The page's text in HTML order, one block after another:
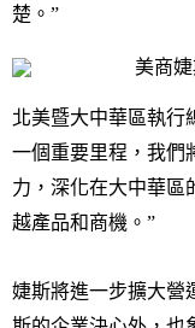
楚。”
北美暨大中華區執行
一個重要里程，我們
力，深化在大中華區
越產品和商機。”
婕斯將進一步擴大營